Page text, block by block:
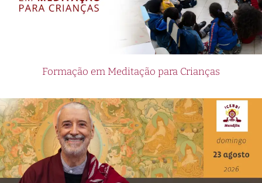
Formação em Meditação para Crianças